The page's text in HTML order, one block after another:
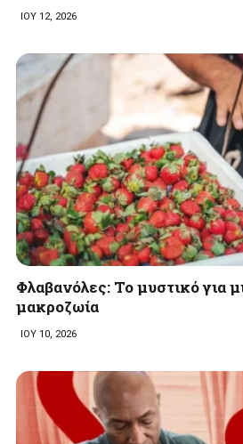
ΙΟΥ 12, 2026
Φλαβανόλες: Το μυστικό για
μακροζωία
ΙΟΥ 10, 2026